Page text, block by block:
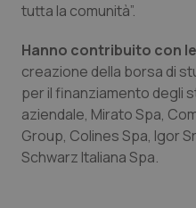
tutta la comunità”.
Hanno contribuito con
creazione della borsa di
per il finanziamento degli
aziendale, Mirato Spa,
Group, Colines Spa, Igor
Schwarz Italiana Spa.
sito web abilitandone
navigazione sulle pagine
protette del sito. Il sito
funzionare
Nome
ps_abtest_uid